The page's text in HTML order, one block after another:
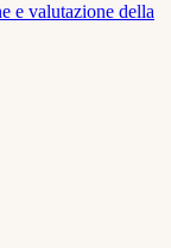
e valutazione della